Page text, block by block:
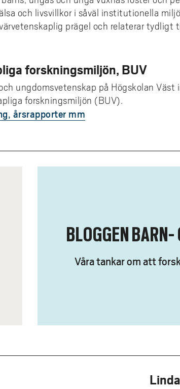
och livsvillkor i såväl institutionella
prägel och relaterar tydligt
forskningsmiljön, BUV
ungdomsvetenskap på Högskolan Väst
forskningsmiljön (BUV).
årsrapporter mm
BLOGGEN
Våra tankar om att